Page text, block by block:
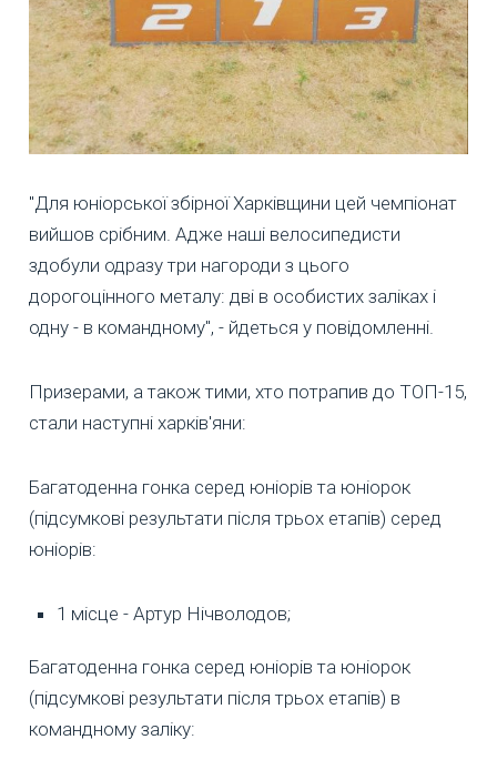
"Для юніорської збірної Харківщини цей чемпіонат
вийшов срібним. Адже наші велосипедисти
здобули одразу три нагороди з цього
дорогоцінного металу: дві в особистих заліках і
одну - в командному", - йдеться у повідомленні.
Призерами, а також тими, хто потрапив до ТОП-15,
стали наступні харків'яни:
Багатоденна гонка серед юніорів та юніорок
(підсумкові результати після трьох етапів) серед
юніорів:
1 місце - Артур Нічволодов;
Багатоденна гонка серед юніорів та юніорок
(підсумкові результати після трьох етапів) в
командному заліку: